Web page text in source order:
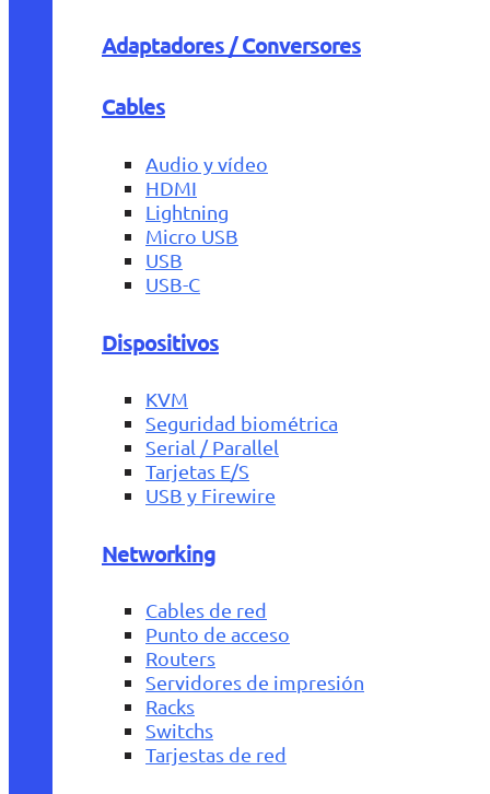
Adaptadores / Conversores
Cables
Audio y vídeo
HDMI
Lightning
Micro USB
USB
USB-C
Dispositivos
KVM
Seguridad biométrica
Serial / Parallel
Tarjetas E/S
USB y Firewire
Networking
Cables de red
Punto de acceso
Routers
Servidores de impresión
Racks
Switchs
Tarjestas de red